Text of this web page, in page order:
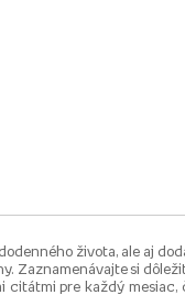
života, ale aj
Zaznamenávajte si
pre každý